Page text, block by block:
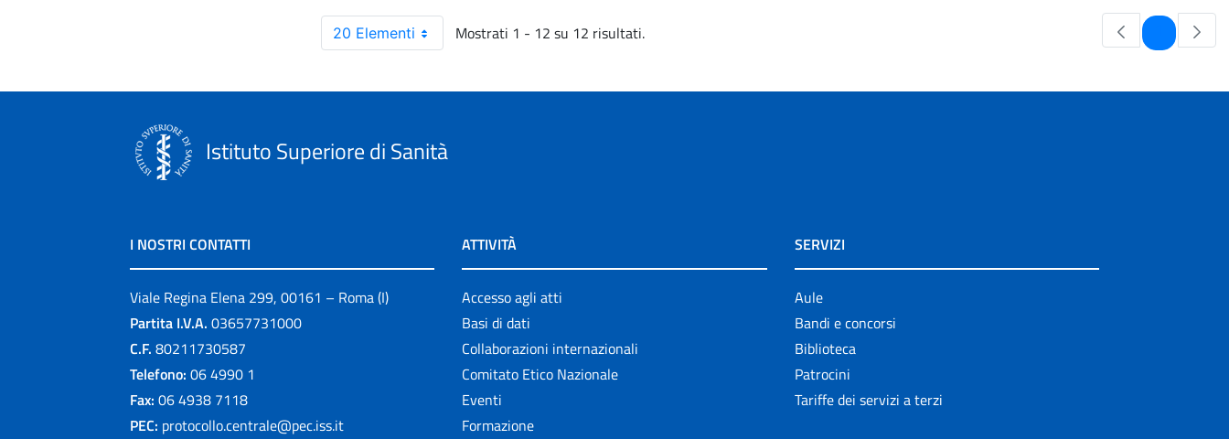
20 Elementi Mostrati 1 - 12 su 12 risultati. Pagina
Istituto Superiore di Sanità
I NOSTRI CONTATTI
Viale Regina Elena 299, 00161 – Roma (I)
Partita I.V.A. 03657731000
C.F. 80211730587
Telefono: 06 4990 1
Fax: 06 4938 7118
PEC: protocollo.centrale@pec.iss.it
ATTIVITÀ
Accesso agli atti
Basi di dati
Collaborazioni internazionali
Comitato Etico Nazionale
Eventi
Formazione
SERVIZI
Aule
Bandi e concorsi
Biblioteca
Patrocini
Tariffe dei servizi a terzi